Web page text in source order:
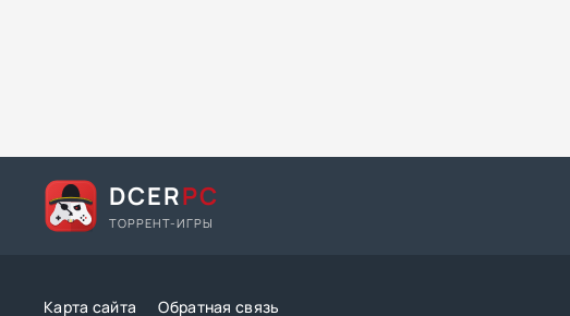
DCERPC
ТОРРЕНТ-ИГРЫ
Карта сайта Обратная связь